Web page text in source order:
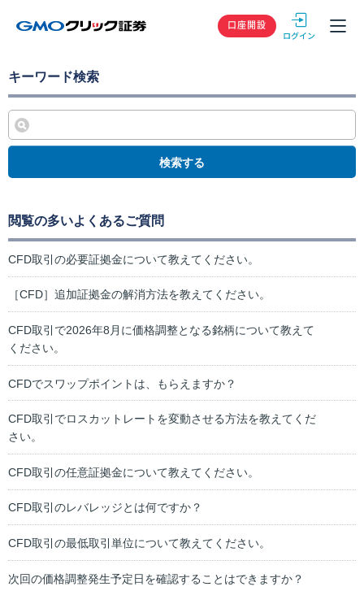
GMOクリック
口座開設
キーワード検索
検索する
閲覧の多いよくあるご質問
CFD取引の必要証拠金について教えてください。
［CFD］追加証拠金の解消方法を教えてください。
CFD取引で2026年8月に価格調整となる銘柄について教えて
ください。
CFDでスワップポイントは、もらえますか？
CFD取引でロスカットレートを変動させる方法を教えてくだ
さい。
CFD取引の任意証拠金について教えてください。
CFD取引のレバレッジとは何ですか？
CFD取引の最低取引単位について教えてください。
次回の価格調整発生予定日を確認することはできますか？